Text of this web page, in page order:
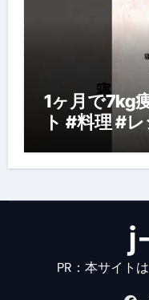
1ヶ月で7kg
ト #料理 #
PR：本サイト